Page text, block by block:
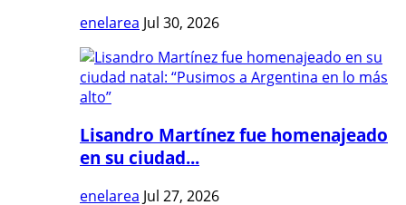
enelarea Jul 30, 2026
Lisandro Martínez fue homenajeado
en su ciudad...
enelarea Jul 27, 2026